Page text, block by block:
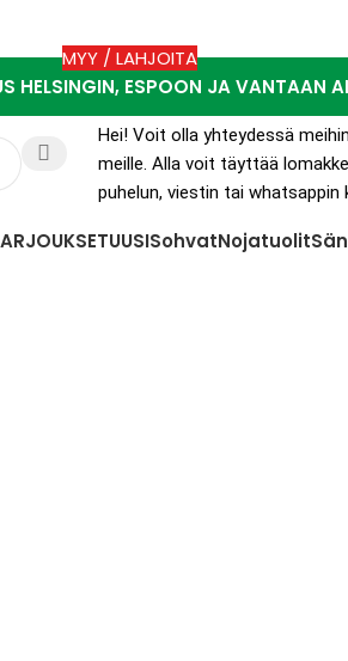
HELSINGIN, ESPOON JA VANTAAN
MYY / LAHJOITA
Hei! Voit olla yhteydessä
meille. Alla voit täyttää
puhelun, viestin tai
UUSISohvatNojatuolit